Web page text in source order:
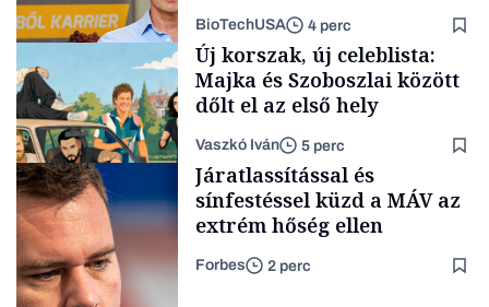
Politika
Content Lab HUB
BioTechUSA 4 perc
Lista
Új korszak, új celeblista:
Majka és Szoboszlai között
dőlt el az első hely
Vaszkó Iván 5 perc
Járatlassítással és
sínfestéssel küzd a MÁV az
extrém hőség ellen
Forbes 2 perc